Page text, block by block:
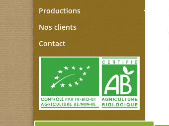
Productions
Nos clients
Contact